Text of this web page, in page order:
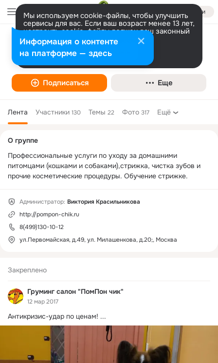
Войти
Мы используем cookie-файлы, чтобы улучшить
сервисы для вас. Если ваш возраст менее 13 лет,
настроить cookie-файлы должен ваш законный
представитель. Больше информации
Разрешить все Настроить
Груминг салон "ПомПон чик"
Животные
Подписаться Еще
Лента Участники 130 Темы 22 Фото 317 Ещё
Закреплено
Груминг салон "ПомПон чик"
12 мар 2017
Антикризис-удар по ценам! ...
колонка
О группе
Профессиональные услуги по уходу за домашними
питомцами (кошками и собаками),стрижка, чистка зубов и
прочие косметические процедуры. Обучение стрижке.
Администратор: Виктория Красильникова
http://pompon-chik.ru
8(499)130-10-12
ул.Первомайская, д.49, ул. Милашенкова, д.20;, Москва
Информация о контенте
на платформе — здесь